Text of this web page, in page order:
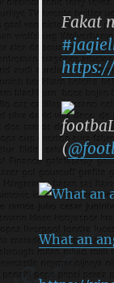
Fakat
(
What an